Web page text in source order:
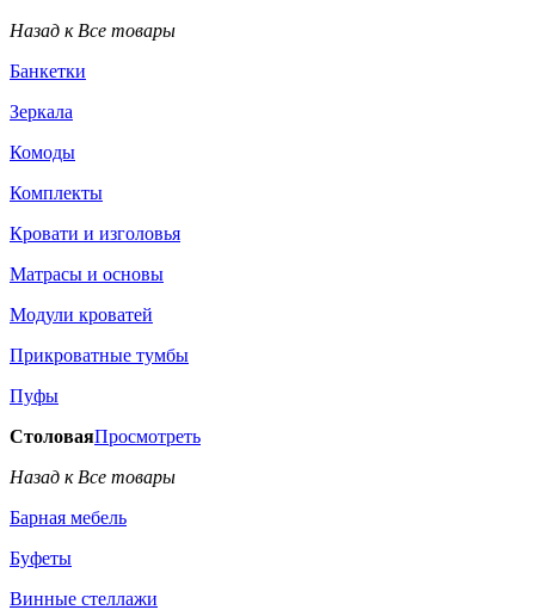
Назад к Все товары
Банкетки
Зеркала
Комоды
Комплекты
Кровати и изголовья
Матрасы и основы
Модули кроватей
Прикроватные тумбы
Пуфы
СтоловаяПросмотреть
Назад к Все товары
Барная мебель
Буфеты
Винные стеллажи